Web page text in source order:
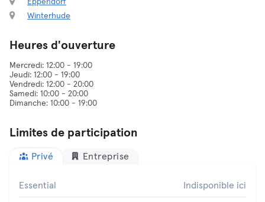
Eppendorf
Winterhude
Heures d'ouverture
Mercredi: 12:00 - 19:00
Jeudi: 12:00 - 19:00
Vendredi: 12:00 - 20:00
Samedi: 10:00 - 20:00
Limites de participation
Privé Entreprise
Essential Indisponible ici